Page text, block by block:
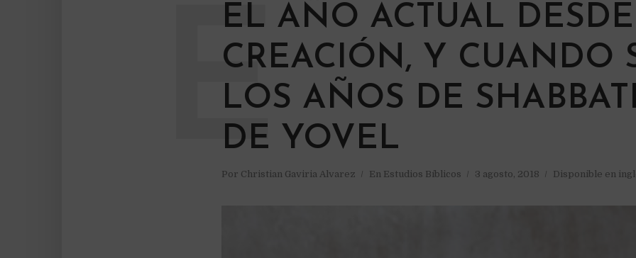
EL AÑO ACTUAL
CREACIÓN, Y CUANDO
LOS AÑOS DE
DE YOVEL
Por Christian Gaviria Alvarez En Estudios Bíblicos 3 agosto, 2018 Disponible en
E